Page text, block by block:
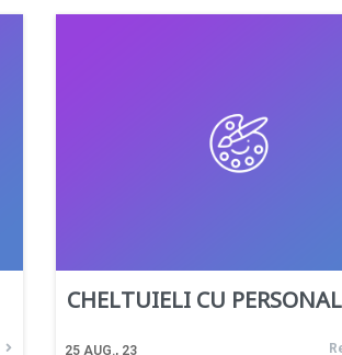
CHELTUIELI CU
25 AUG., 23